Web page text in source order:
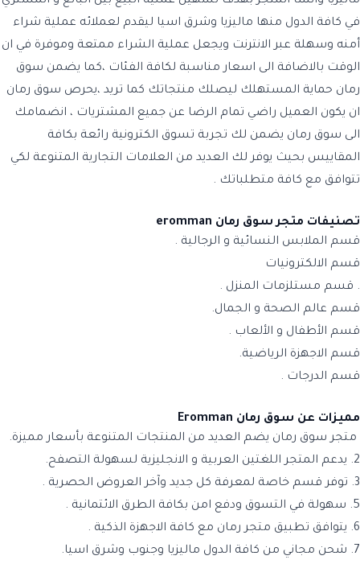
في كافة الدول منها ماليزيا وشرق اسيا ليقدم لعملائه عملية شراء
أمنه وسهلة عبر الانترنت ويجعل عملية الشراء ممتعة وموفرة في ان
الوقت بالاضافة الى اسعار مناسبة لكافة الفئات ،كما يضمن سوق
رمان حماية المستهلك ليصلك منتجاتك كما تريد ،يحرص سوق رمان
ان يكون العميل راضي تمام الرضا عن جميع المشتريات ، انضمامك
الى سوق رمان يضمن لك تجربة تسوق الكترونية رائعة بكافة
المقاييس بحيث يوفر لك العديد من العلامات التجارية المتنوعة لكي
تتوافق مع كافة متطلباتك .
تصنيفات متجر سوق رمان eromman
قسم الملابس النسائية و الرجالية .
قسم الالكترونيات
. قسم مستلزمات المنزل .
قسم عالم الصحة و الجمال.
قسم الأطفال و الألعاب .
قسم الاجهزة الرياضية.
قسم الدرجات .
مميزات عن سوق رمان Eromman
متجر سوق رمان يضم العديد من المنتجات المتنوعة بأسعار مميزة.
2. يدعم المتجر اللغتين العربية و الانجليزية لسهولة التصفح.
3. توفر قسم خاصة لمعرفة كل جديد وآخر العروض الحصرية .
5. سهولة في التسوق ودفع امن بكافة الطرق الائتمانية .
6. يتوافق تطبيق متجر رمان مع كافة الاجهزة الذكية .
7. شحن مجاني من كافة الدول ماليزيا وجنوب وشرق اسيا.